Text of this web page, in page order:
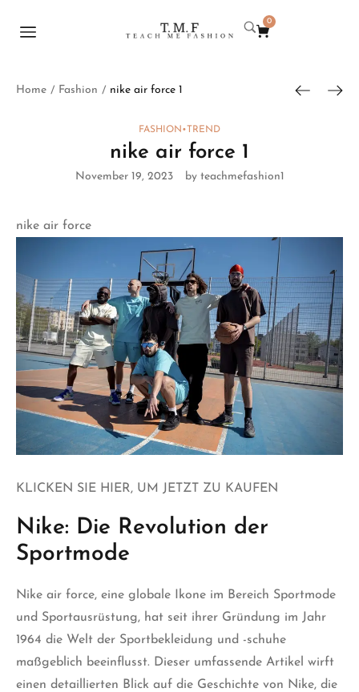
0
Home / Fashion / nike air force 1
FASHION •TREND
nike air force 1
November 19, 2023 by teachmefashion1
nike air force
KLICKEN SIE HIER, UM JETZT ZU KAUFEN
Nike: Die Revolution der
Sportmode
Nike air force, eine globale Ikone im Bereich Sportmode
und Sportausrüstung, hat seit ihrer Gründung im Jahr
1964 die Welt der Sportbekleidung und -schuhe
maßgeblich beeinflusst. Dieser umfassende Artikel wirft
einen detaillierten Blick auf die Geschichte von Nike, die